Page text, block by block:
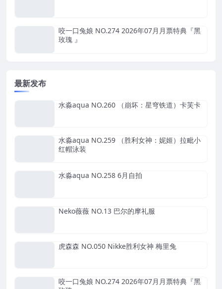
咬一口兔娘 NO.274 2026年07月月票特典『黑
玫瑰 』
最新发布
水淼aqua NO.260 （崩坏：星穹铁道）卡芙卡
水淼aqua NO.259 （胜利女神：妮姬）拉毗小
红帽泳装
水淼aqua NO.258 6月自拍
Neko薇薇 NO.13 巴尔的摩礼服
虎森森 NO.050 Nikke胜利女神 梅里兔
咬一口兔娘 NO.274 2026年07月月票特典『黑